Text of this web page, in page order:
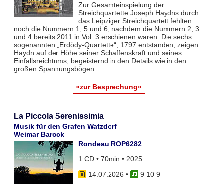
Zur Gesamteinspielung der
Streichquartette Joseph Haydns durch
das Leipziger Streichquartett fehlten
noch die Nummern 1, 5 und 6, nachdem die Nummern 2, 3
und 4 bereits 2011 in Vol. 3 erschienen waren. Die sechs
sogenannten „Erdödy-Quartette“, 1797 entstanden, zeigen
Haydn auf der Höhe seiner Schaffenskraft und seines
Einfallsreichtums, begeisternd in den Details wie in den
großen Spannungsbögen.
»zur Besprechung«
La Piccola Serenissimia
Musik für den Grafen Watzdorf
Weimar Barock
Rondeau ROP6282
1 CD • 70min • 2025
14.07.2026 •
9 10 9